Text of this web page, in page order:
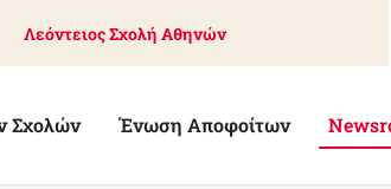
Λεόντειος Σχολή Αθηνών
Σχολών Ένωση Αποφοίτων